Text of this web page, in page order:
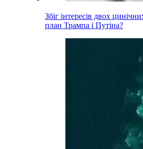
Збіг інтересів двох
план Трампа і Путіна?